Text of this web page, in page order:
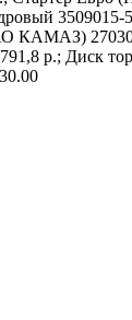
3509015-
КАМАЗ)
р.; Диск